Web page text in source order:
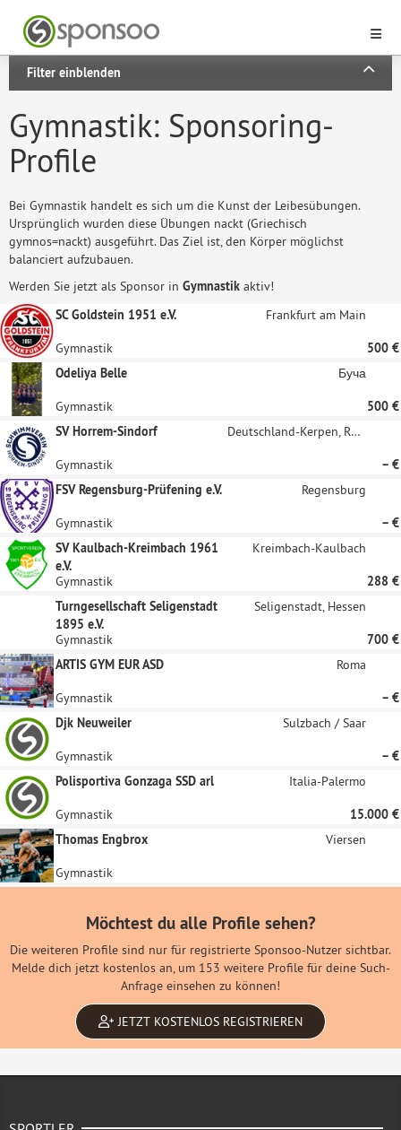
Filter einblenden
Gymnastik: Sponsoring-
Profile
Bei Gymnastik handelt es sich um die Kunst der Leibesübungen.
Ursprünglich wurden diese Übungen nackt (Griechisch
gymnos=nackt) ausgeführt. Das Ziel ist, den Körper möglichst
balanciert aufzubauen.
Werden Sie jetzt als Sponsor in Gymnastik aktiv!
SC Goldstein 1951 e.V.
Frankfurt am Main
Gymnastik
500 €
Odeliya Belle
Буча
Gymnastik
500 €
SV Horrem-Sindorf
Deutschland-Kerpen, Rheinland
Gymnastik
– €
FSV Regensburg-Prüfening e.V.
Regensburg
Gymnastik
– €
SV Kaulbach-Kreimbach 1961
e.V.
Kreimbach-Kaulbach
Gymnastik
288 €
Turngesellschaft Seligenstadt
1895 e.V.
Seligenstadt, Hessen
Gymnastik
700 €
ARTIS GYM EUR ASD
Roma
Gymnastik
– €
Djk Neuweiler
Sulzbach / Saar
Gymnastik
– €
Polisportiva Gonzaga SSD arl
Italia-Palermo
Gymnastik
15.000 €
Thomas Engbrox
Viersen
Gymnastik
Möchtest du alle Profile sehen?
Die weiteren Profile sind nur für registrierte Sponsoo-Nutzer sichtbar.
Melde dich jetzt kostenlos an, um 153 weitere Profile für deine Such-
Anfrage einsehen zu können!
JETZT KOSTENLOS REGISTRIEREN